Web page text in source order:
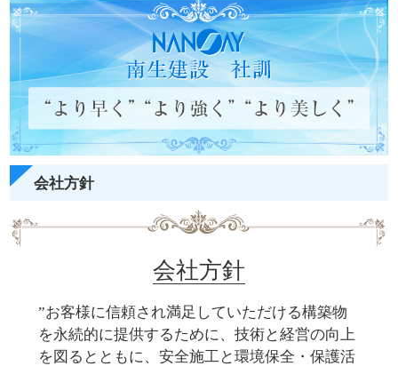
会社方針
会社方針
”お客様に信頼され満足していただける構築物
を永続的に提供するために、技術と経営の向上
を図るとともに、安全施工と環境保全・保護活